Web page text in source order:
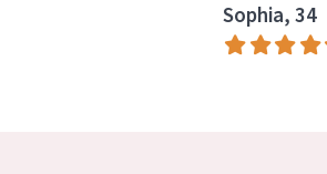
Sophia, 34